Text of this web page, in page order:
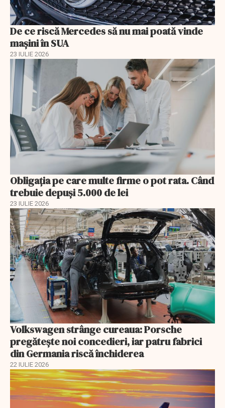
De ce riscă Mercedes să nu mai poată vinde
mașini în SUA
23 IULIE 2026
Obligația pe care multe firme o pot rata. Când
trebuie depuși 5.000 de lei
23 IULIE 2026
Volkswagen strânge cureaua: Porsche
pregătește noi concedieri, iar patru fabrici
din Germania riscă închiderea
22 IULIE 2026